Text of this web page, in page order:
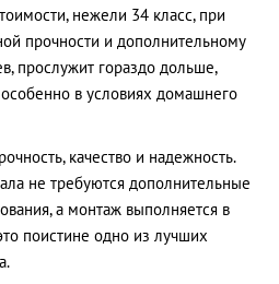
нежели 34 класс, при
прочности и дополнительному
прослужит гораздо дольше,
в условиях домашнего
качество и надежность.
не требуются дополнительные
а монтаж выполняется в
поистине одно из лучших